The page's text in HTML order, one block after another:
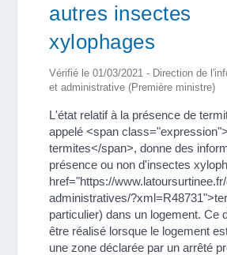
autres insectes
xylophages
Vérifié le 01/03/2021 - Direction de
et administrative (Première ministre)
L'état relatif à la présence de
appelé <span
termites</span>, donne des
présence ou non d'insectes
href="https://
administratives/
particulier) dans un logement. Ce
être réalisé lorsque le logement
une zone déclarée par un arrêté